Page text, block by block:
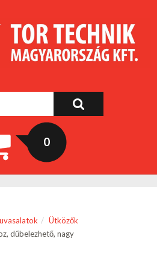
0
Ütközők
dűbelezhető, nagy